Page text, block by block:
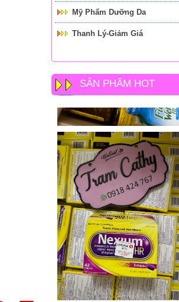
Mỹ Phẩm Dưỡng Da
Thanh Lý-Giảm Giá
SẢN PHẨM HOT